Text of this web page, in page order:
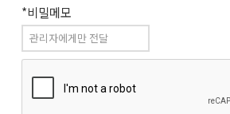
*비밀메모